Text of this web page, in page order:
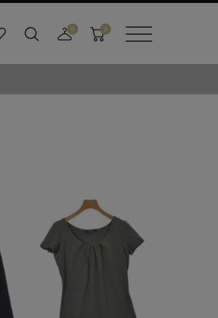
ダ
0
寄
0